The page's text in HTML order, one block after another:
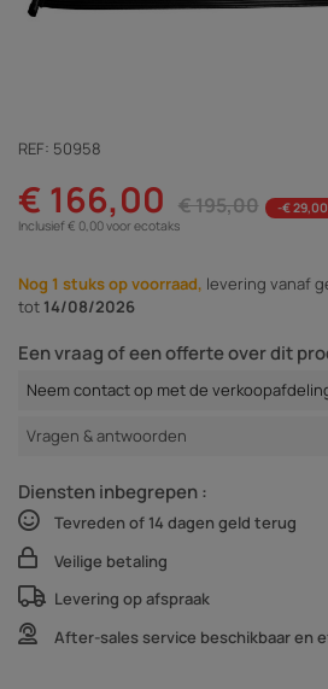
REF: 50958
€ 166,00 € 195,00
-€ 29,00
Inclusief € 0,00 voor ecotaks
Nog 1 stuks op voorraad, levering vanaf
tot 14/08/2026
Een vraag of een offerte over dit
Neem contact op met de
Vragen & antwoorden
Diensten inbegrepen :
Tevreden of 14 dagen geld terug
Veilige betaling
Levering op afspraak
After-sales service beschikbaar en